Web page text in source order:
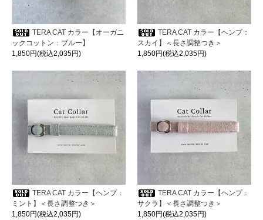
TERA CAT カラー【オーガニ
ックコットン：ブルー】
1,850円(税込2,035円)
TERA CAT カラー【ヘンプ：
スカイ】＜長さ調整つき＞
1,850円(税込2,035円)
TERA CAT カラー【ヘンプ：
ミント】＜長さ調整つき＞
1,850円(税込2,035円)
TERA CAT カラー【ヘンプ：
サクラ】＜長さ調整つき＞
1,850円(税込2,035円)